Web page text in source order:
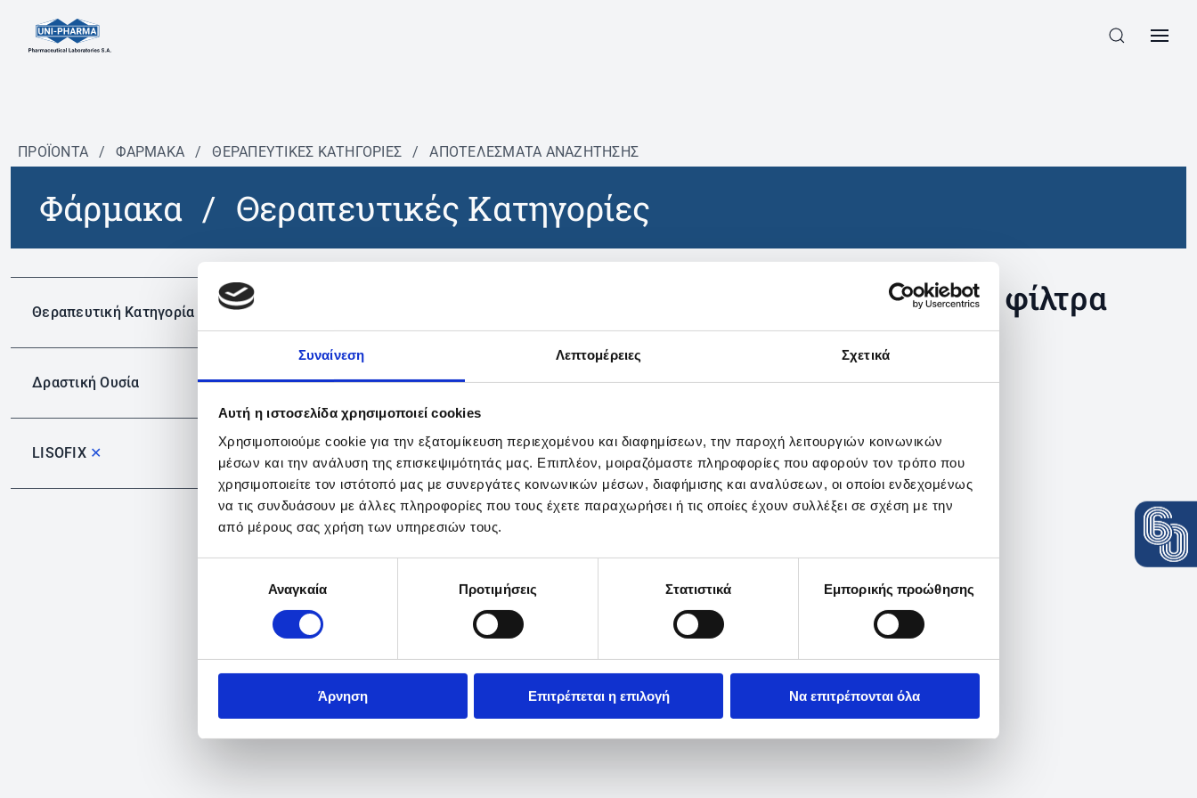
Συναίνεση Λεπτομέρειες Σχετικά
Αυτή η ιστοσελίδα χρησιμοποιεί cookies
Χρησιμοποιούμε cookie για την εξατομίκευση περιεχομένου και διαφημίσεων, την παροχή λειτουργιών κοινωνικών
μέσων και την ανάλυση της επισκεψιμότητάς μας. Επιπλέον, μοιραζόμαστε πληροφορίες που αφορούν τον τρόπο που
χρησιμοποιείτε τον ιστότοπό μας με συνεργάτες κοινωνικών μέσων, διαφήμισης και αναλύσεων, οι οποίοι ενδεχομένως
να τις συνδυάσουν με άλλες πληροφορίες που τους έχετε παραχωρήσει ή τις οποίες έχουν συλλέξει σε σχέση με την
από μέρους σας χρήση των υπηρεσιών τους.
συγκατάθεσηςΑναγκαία Προτιμήσεις Στατιστικά Εμπορικής προώθησης
Άρνηση Επιτρέπεται η επιλογή Να επιτρέπονται όλα
ΠΡΟΪΟΝΤΑ / ΦΆΡΜΑΚΑ / ΘΕΡΑΠΕΥΤΙΚΈΣ ΚΑΤΗΓΟΡΊΕΣ / ΑΠΟΤΕΛΕΣΜΑΤΑ ΑΝΑΖΗΤΗΣΗΣ
Φάρμακα / Θεραπευτικές Κατηγορίες
Θεραπευτική Κατηγορία
Δραστική Ουσία
LISOFIX ✕
Δεν βρέθηκαν προϊόντα με τα συγκεκριμένα φίλτρα